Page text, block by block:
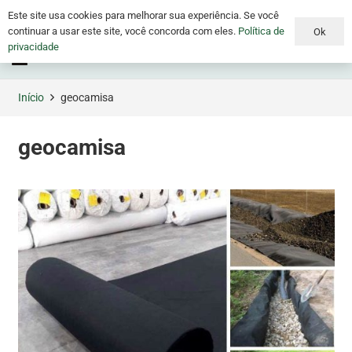
Início geocamisa
geocamisa
Este site usa cookies para melhorar sua experiência. Se você
continuar a usar este site, você concorda com eles. Política de
privacidade
Ok